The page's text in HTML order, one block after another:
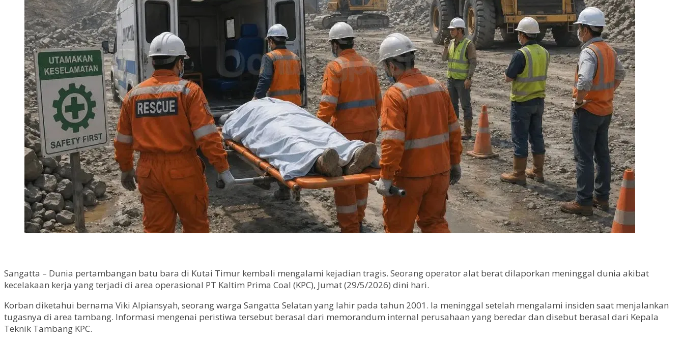
Sangatta – Dunia pertambangan batu bara di Kutai Timur kembali mengalami kejadian tragis. Seorang operator alat berat dilaporkan meninggal dunia akibat
kecelakaan kerja yang terjadi di area operasional PT Kaltim Prima Coal (KPC), Jumat (29/5/2026) dini hari.
Korban diketahui bernama Viki Alpiansyah, seorang warga Sangatta Selatan yang lahir pada tahun 2001. Ia meninggal setelah mengalami insiden saat menjalankan
tugasnya di area tambang. Informasi mengenai peristiwa tersebut berasal dari memorandum internal perusahaan yang beredar dan disebut berasal dari Kepala
Teknik Tambang KPC.